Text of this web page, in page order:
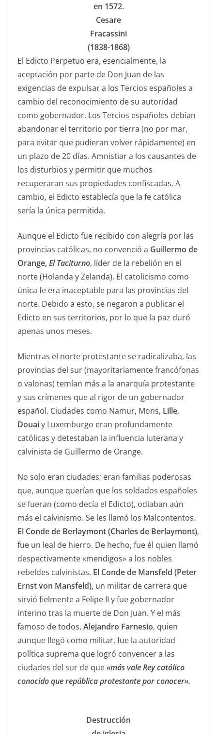
en 1572.
Cesare
Fracassini
(1838-1868)
El Edicto Perpetuo era, esencialmente, la
aceptación por parte de Don Juan de las
exigencias de expulsar a los Tercios españoles a
cambio del reconocimiento de su autoridad
como gobernador. Los Tercios españoles debían
abandonar el territorio por tierra (no por mar,
para evitar que pudieran volver rápidamente) en
un plazo de 20 días. Amnistiar a los causantes de
los disturbios y permitir que muchos
recuperaran sus propiedades confiscadas. A
cambio, el Edicto establecía que la fe católica
sería la única permitida.
Aunque el Edicto fue recibido con alegría por las
provincias católicas, no convenció a Guillermo de
Orange,El Taciturno, líder de la rebelión en el
norte (Holanda y Zelanda). El catolicismo como
única fe era inaceptable para las provincias del
norte. Debido a esto, se negaron a publicar el
Edicto en sus territorios, por lo que la paz duró
apenas unos meses.
Mientras el norte protestante se radicalizaba, las
provincias del sur (mayoritariamente francófonas
o valonas) temían más a la anarquía protestante
y sus crímenes que al rigor de un gobernador
español. Ciudades como Namur, Mons, Lille,
Douaiy Luxemburgo eran profundamente
católicas y detestaban la influencia luterana y
calvinista de Guillermo de Orange.
No solo eran ciudades; eran familias poderosas
que, aunque querían que los soldados españoles
se fueran (como decía el Edicto), odiaban aún
más el calvinismo. Se les llamó los Malcontentos.
El Conde de Berlaymont (Charles de Berlaymont),
fue un leal de hierro. De hecho, fue él quien llamó
despectivamente «mendigos» a los nobles
rebeldes calvinistas. El Conde de Mansfeld (Peter
Ernst von Mansfeld), un militar de carrera que
sirvió fielmente a Felipe II y fue gobernador
interino tras la muerte de Don Juan. Y el más
famoso de todos, Alejandro Farnesio, quien
aunque llegó como militar, fue la autoridad
política suprema que logró convencer a las
ciudades del sur de que«más vale Rey católico
conocido que república protestante por conocer».
Destrucción